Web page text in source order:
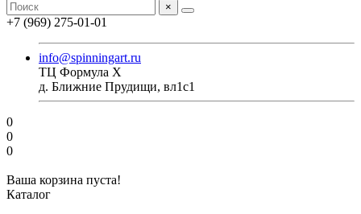
×
+7 (969) 275-01-01
info@spinningart.ru
ТЦ Формула X
д. Ближние Прудищи, вл1с1
0
0
0
Ваша корзина пуста!
Каталог